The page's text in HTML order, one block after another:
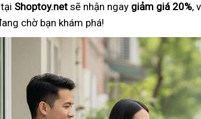
Shoptoy.net sẽ nhận ngay giảm giá 20%,
chờ bạn khám phá!